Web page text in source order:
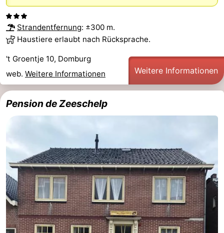
Sport
-
Schwimmbader
-
Radfahren
-
Wandern
-
Reitschulen
Golfplatze
-
Sportangeln
Mondriaan
Toorop
Strandentfernung: ±300 m.
Haustiere erlaubt nach Rücksprache.
't Groentje 10, Domburg
web. Weitere Informationen Weitere Informationen
Pension de Zeeschelp